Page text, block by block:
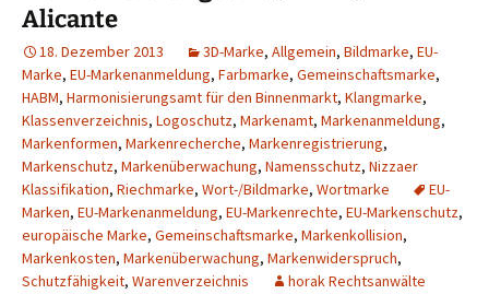
Alicante
18. Dezember 2013 3D-Marke, Allgemein, Bildmarke, EU-
Marke, EU-Markenanmeldung, Farbmarke, Gemeinschaftsmarke,
HABM, Harmonisierungsamt für den Binnenmarkt, Klangmarke,
Klassenverzeichnis, Logoschutz, Markenamt, Markenanmeldung,
Markenformen, Markenrecherche, Markenregistrierung,
Markenschutz, Markenüberwachung, Namensschutz, Nizzaer
Klassifikation, Riechmarke, Wort-/Bildmarke, Wortmarke
EU-
Marken, EU-Markenanmeldung, EU-Markenrechte, EU-Markenschutz,
europäische Marke, Gemeinschaftsmarke, Markenkollision,
Markenkosten, Markenüberwachung, Markenwiderspruch,
Schutzfähigkeit, Warenverzeichnis horak Rechtsanwälte